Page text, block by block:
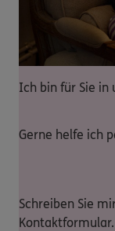
Ich bin für Sie in
Gerne helfe ich
Schreiben Sie
Kontaktformular.